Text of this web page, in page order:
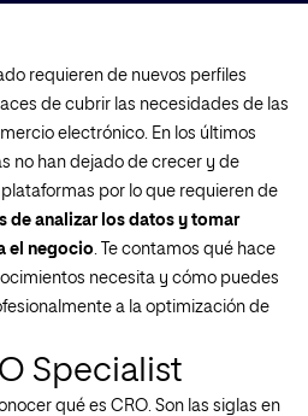
requieren de nuevos perfiles
de cubrir las necesidades de las
electrónico. En los últimos
no han dejado de crecer y de
por lo que requieren de
de analizar los datos y tomar
el negocio. Te contamos qué hace
necesita y cómo puedes
a la optimización de
Specialist
qué es CRO. Son las siglas en